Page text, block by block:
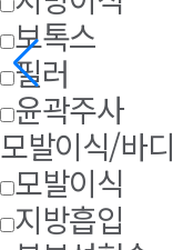
보톡스
필러
윤곽주사
모발이식/바디
모발이식
지방흡입